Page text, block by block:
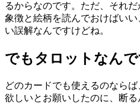
るからなのです。ただ、それ
象徴と絵柄を読んでおけばい
い誤解なんですけどね。
でもタロットなん
どのカードでも使えるのなら
欲しいとお願いしたのに、断